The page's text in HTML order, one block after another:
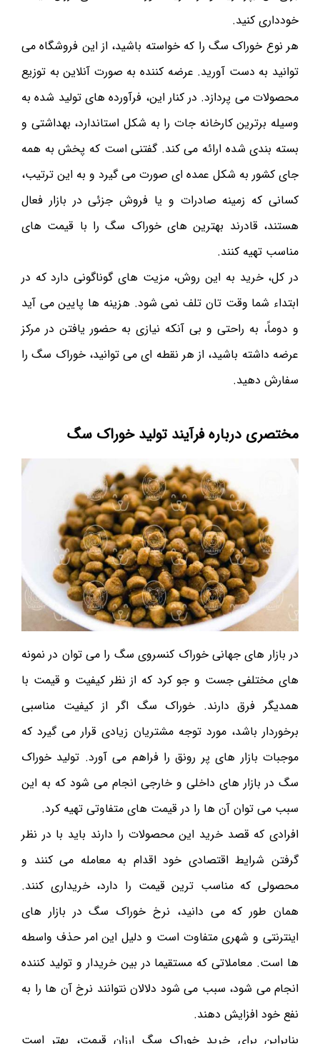
خودداری کنید.
هر نوع خوراک سگ را که خواسته باشید، از این فروشگاه می
توانید به دست آورید. عرضه کننده به صورت آنلاین به توزیع
محصولات می پردازد. در کنار این، فرآورده های تولید شده به
وسیله برترین کارخانه جات را به شکل استاندارد، بهداشتی و
بسته بندی شده ارائه می کند. گفتنی است که پخش به همه
جای کشور به شکل عمده ای صورت می گیرد و به این ترتیب،
کسانی که زمینه صادرات و یا فروش جزئی در بازار فعال
هستند، قادرند بهترین های خوراک سگ را با قیمت های
مناسب تهیه کنند.
در کل، خرید به این روش، مزیت های گوناگونی دارد که در
ابتداء شما وقت‌ تان تلف نمی شود. هزینه ها پایین می آید
و دوماً، به راحتی و بی آنکه نیازی به حضور یافتن در مرکز
عرضه داشته باشید، از هر نقطه ای می توانید، خوراک سگ را
سفارش دهید.
مختصری درباره فرآیند تولید خوراک سگ
در بازار های جهانی خوراک کنسروی سگ را می توان در نمونه
های مختلفی جست و جو کرد که از نظر کیفیت و قیمت با
همدیگر فرق دارند. خوراک سگ اگر از کیفیت مناسبی
برخوردار باشد، مورد توجه مشتریان زیادی قرار می گیرد که
موجبات بازار های پر رونق را فراهم می آورد. تولید خوراک
سگ در بازار های داخلی و خارجی انجام می شود که به این
سبب می توان آن ها را در قیمت های متفاوتی تهیه کرد.
افرادی که قصد خرید این محصولات را دارند باید با در نظر
گرفتن شرایط اقتصادی خود اقدام به معامله می کنند و
محصولی که مناسب ترین قیمت را دارد، خریداری کنند.
همان طور که می دانید، نرخ خوراک سگ در بازار های
اینترنتی و شهری متفاوت است و دلیل این امر حذف واسطه
ها است. معاملاتی که مستقیما در بین خریدار و تولید کننده
انجام می شود، سبب می شود دلالان نتوانند نرخ آن ها را به
نفع خود افزایش دهند.
بنابراین برای خرید خوراک سگ ارزان قیمت، بهتر است